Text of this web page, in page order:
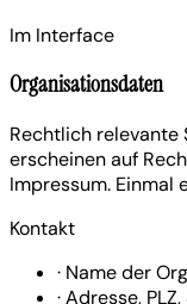
Im Interface
Organisationsdaten
Rechtlich
erscheinen auf
Impressum. Einmal
Kontakt
· Name der
·Adresse,